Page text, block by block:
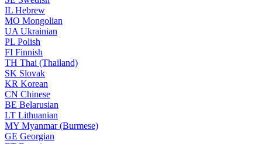
IL Hebrew
MO Mongolian
UA Ukrainian
PL Polish
FI Finnish
TH Thai (Thailand)
SK Slovak
KR Korean
CN Chinese
BE Belarusian
LT Lithuanian
MY Myanmar (Burmese)
GE Georgian